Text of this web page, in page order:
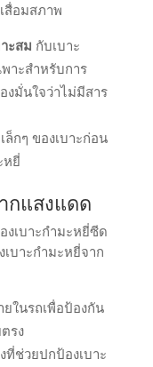
สื่อมสภาพ
ะสม กับเบาะ
าะสำหรับการ
งมั่นใจว่าไม่มีสาร
กๆ ของเบาะก่อน
หยี่
กแสงแดด
เบาะกำมะหยี่ซีด
บาะกำมะหยี่จาก
ในรถเพื่อป้องกัน
รง
ที่ช่วยปกป้องเบาะ